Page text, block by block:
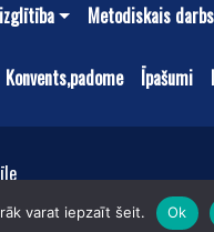
Metodiskais darbs
Konvents,padome Īpašumi
varat iepzaīt šeit. Ok